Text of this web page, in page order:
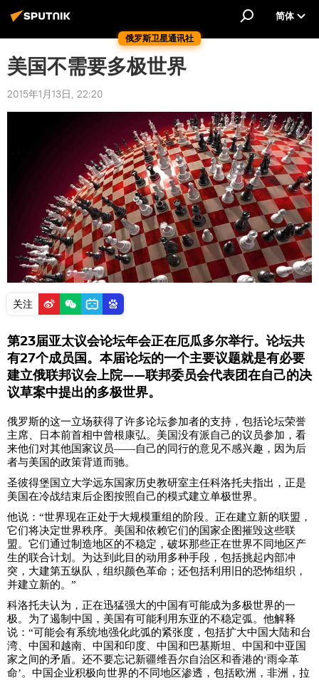
俄罗斯卫星通讯社
简体
美国不需要多极世界
2015年1月13日, 22:20
关注
第23届亚太议会论坛年会正在厄瓜多尔举行。论坛共
有27个成员国。本届论坛的一个主要议题就是有必要
建立俄联邦议会上院——联邦委员会代表团在自己的决
议草案中提出的多极世界。
俄罗斯的这一立场获得了许多论坛参加者的支持，包括论坛荣誉
主席、日本前首相中曾根康弘。美国没有派自己的议员参加，看
来他们对其他国家议员——自己的同行的意见不感兴趣，因为后
者与美国的政策背道而驰。
圣彼得堡国立大学远东国家历史教研室主任科洛托夫指出，正是
美国在冷战结束后企图按照自己的模式建立单极世界。
他说：“世界现在正处于大规模重组的阶段。正在建立新的联盟，
它们将决定世界秩序。美国和依赖它们的国家企图摧毁这些联
盟。它们通过制造地区的不稳定，破坏那些正在世界不同地区产
生的联合计划。为达到此目的动用多种手段，包括挑起内部冲
突，大建第五纵队，组织颜色革命；还包括利用旧的恐怖组织，
并建立新的。”
科洛托夫认为，正在迅猛强大的中国有可能成为多极世界的一
极。为了遏制中国，美国有可能利用东亚的不稳定弧。他解释
说：“可能会有系统地强化此弧的紧张度，包括扩大中国大陆和台
湾、中国和越南、中国和印度、中国和巴基斯坦、中国和中亚国
家之间的矛盾。还不要忘记新疆维吾尔自治区和香港的‘雨伞革
命’。中国企业积极向世界的不同地区渗透，包括欧洲，非洲，拉